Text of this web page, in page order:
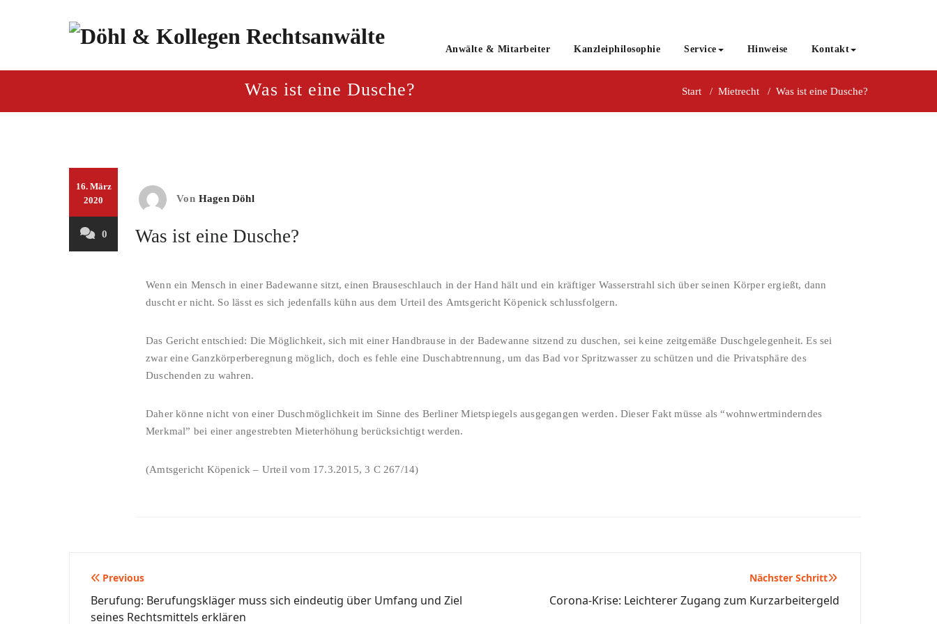
paragraf.info Anwälte & Mitarbeiter Kanzleiphilosophie Service Hinweise Kontakt
Was ist eine Dusche? Start / Mietrecht / Was ist eine Dusche?
16. März
2020
0
Von Hagen Döhl
Was ist eine Dusche?
Wenn ein Mensch in einer Badewanne sitzt, einen Brauseschlauch in der Hand hält und ein kräftiger Wasserstrahl sich über seinen Körper ergießt, dann
duscht er nicht. So lässt es sich jedenfalls kühn aus dem Urteil des Amtsgericht Köpenick schlussfolgern.
Das Gericht entschied: Die Möglichkeit, sich mit einer Handbrause in der Badewanne sitzend zu duschen, sei keine zeitgemäße Duschgelegenheit. Es sei
zwar eine Ganzkörperberegnung möglich, doch es fehle eine Duschabtrennung, um das Bad vor Spritzwasser zu schützen und die Privatsphäre des
Duschenden zu wahren.
Daher könne nicht von einer Duschmöglichkeit im Sinne des Berliner Mietspiegels ausgegangen werden. Dieser Fakt müsse als “wohnwertminderndes
Merkmal” bei einer angestrebten Mieterhöhung berücksichtigt werden.
(Amtsgericht Köpenick – Urteil vom 17.3.2015, 3 C 267/14)
Beitragsnavigation
Previous
Berufung: Berufungskläger muss sich eindeutig über Umfang und Ziel
seines Rechtsmittels erklären
Nächster Schritt
Corona-Krise: Leichterer Zugang zum Kurzarbeitergeld